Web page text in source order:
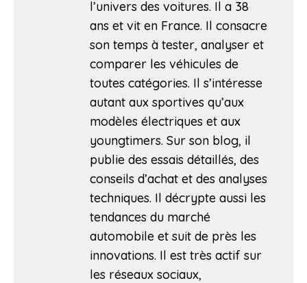
l’univers des voitures. Il a 38
ans et vit en France. Il consacre
son temps à tester, analyser et
comparer les véhicules de
toutes catégories. Il s’intéresse
autant aux sportives qu’aux
modèles électriques et aux
youngtimers. Sur son blog, il
publie des essais détaillés, des
conseils d’achat et des analyses
techniques. Il décrypte aussi les
tendances du marché
automobile et suit de près les
innovations. Il est très actif sur
les réseaux sociaux,